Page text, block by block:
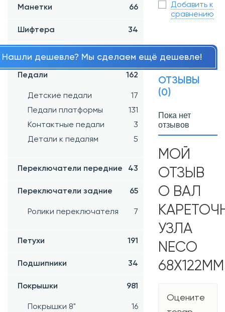
Манетки 66
Шифтера 34
Педали 162
Детские педали
17
Педали платформы
131
Контактные педали
3
Детали к педалям
5
Переключатели передние 43
Переключатели задние 65
Ролики переключателя 7
Петухи 191
Подшипники 34
Покрышки 981
Покрышки 8"
16
Добавить к
сравнению
Нашли дешевле? Мы сделаем ещё дешевле!
ОТЗЫВЫ
(0)
Пока нет
отзывов
МОЙ
ОТЗЫВ
О ВАЛ
УЗЛА
NECO
68Х122ММ
Оцените